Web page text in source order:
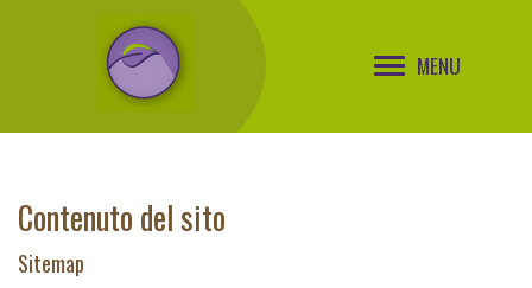
MENU
Contenuto del sito
Sitemap